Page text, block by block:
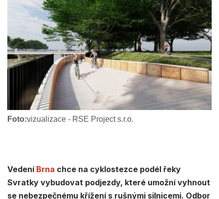
Foto:vizualizace - RSE Project s.r.o.
Vedení Brna chce na cyklostezce podél řeky
Svratky vybudovat podjezdy, které umožní vyhnout
se nebezpečnému křížení s rušnými silnicemi. Odbor